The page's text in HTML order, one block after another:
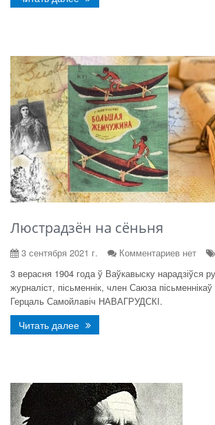
Люстрадзён на сёньня
3 сентября 2021 г. Комментариев нет
3 верасня 1904 года ў Ваўкавыску нарадзіўся
журналіст, пісьменнік, член Саюза
Герцаль Самойлавіч НАВАГРУДСКІ.
Читать далее